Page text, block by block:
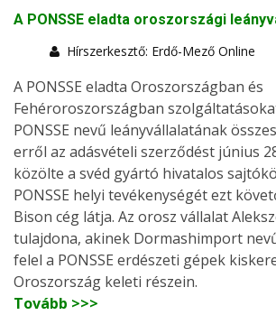
A PONSSE eladta oroszországi
Hírszerkesztő: Erdő-Mező Online
A PONSSE eladta Oroszországban és
Fehéroroszországban
PONSSE nevű leányvállalatának
erről az adásvételi szerződést június
közölte a svéd gyártó hivatalos
PONSSE helyi tevékenységét ezt
Bison cég látja. Az orosz vállalat
tulajdona, akinek Dormashimport
felel a PONSSE erdészeti gépek
Oroszország keleti részein.
Tovább >>>